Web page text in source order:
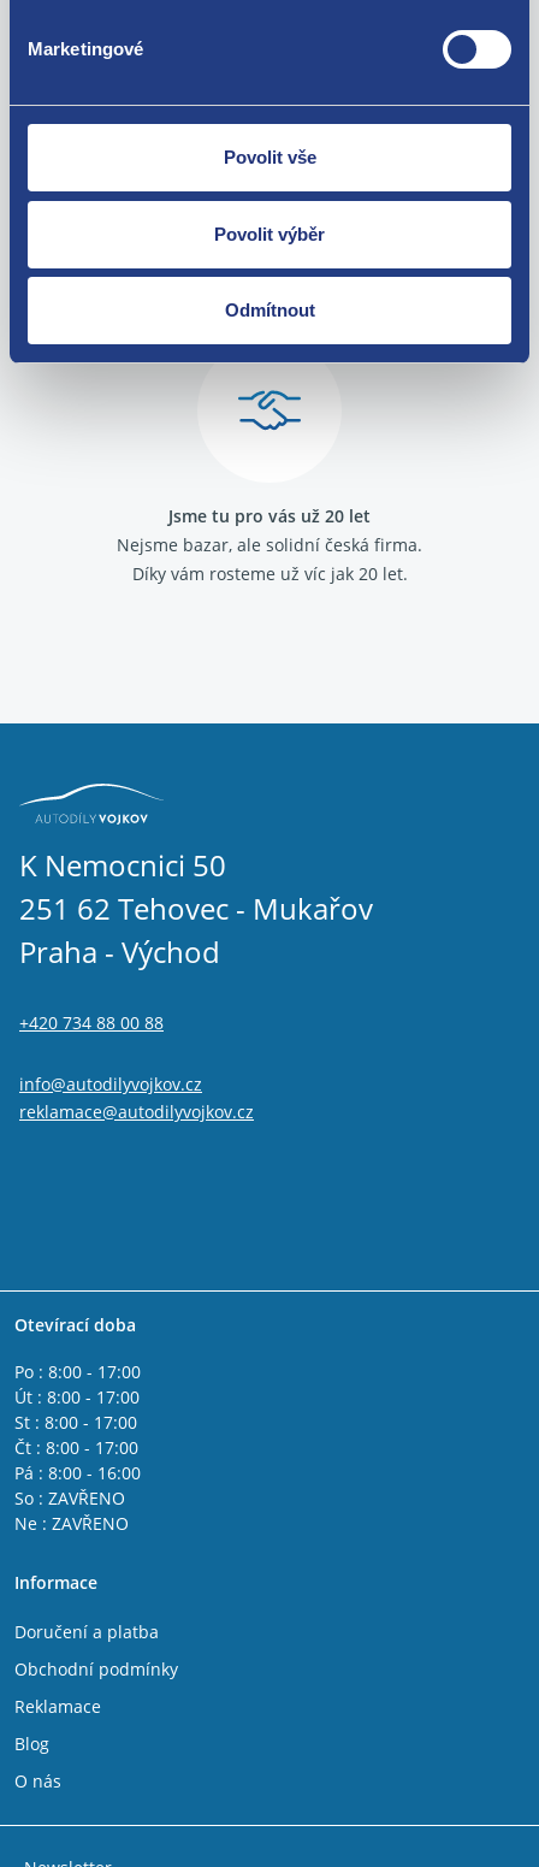
Marketingové
Povolit vše
Povolit výběr
Odmítnout
Zboží můžete vrátit do 60 dnů od
O své zákazníky se staráme
Podívejte se na jejich
Jsme tu pro vás už 20 let
Nejsme bazar, ale solidní česká firma.
Díky vám rosteme už víc jak 20 let.
K Nemocnici 50
251 62 Tehovec - Mukařov
Praha - Východ
+420 734 88 00 88
info@autodilyvojkov.cz
reklamace@autodilyvojkov.cz
Otevírací doba
Po : 8:00 - 17:00
Út : 8:00 - 17:00
St : 8:00 - 17:00
Čt : 8:00 - 17:00
Pá : 8:00 - 16:00
So : ZAVŘENO
Ne : ZAVŘENO
Informace
Doručení a platba
Obchodní podmínky
Reklamace
Blog
O nás